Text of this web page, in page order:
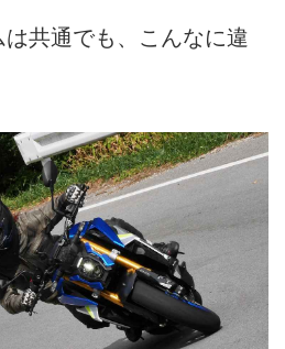
共通でも、こんなに違